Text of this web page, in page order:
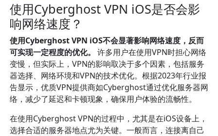
使用Cyberghost VPN iOS是否会影
响网络速度？
使用Cyberghost VPN iOS不会显著影响网络速度，反而
可实现一定程度的优化。
许多用户在使用VPN时担心网络
变慢，但实际上，VPN的影响取决于多个因素，包括服务
器选择、网络环境和VPN的技术优化。根据2023年行业报
告显示，优质VPN提供商如Cyberghost通过优化服务器网
络，减少了延迟和卡顿现象，确保用户体验的流畅性。
在使用Cyberghost VPN的过程中，尤其是在iOS设备上，
选择合适的服务器地点尤为关键。一般而言，连接离自己